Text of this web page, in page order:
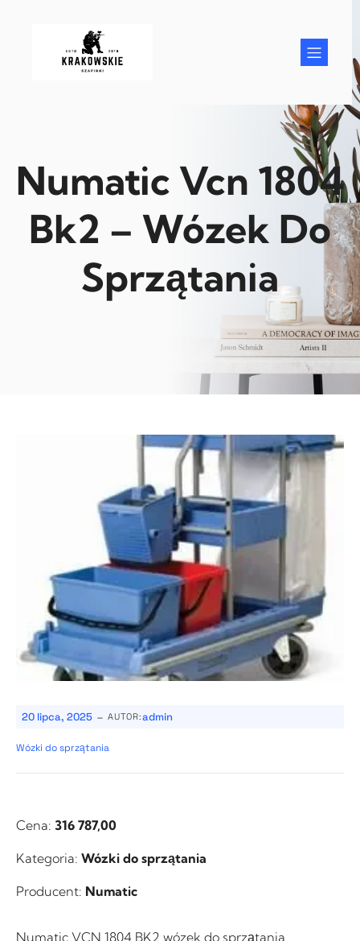
Numatic Vcn 1804
Bk2 – Wózek Do
Sprzątania
20 lipca, 2025 - AUTOR:admin
Wózki do sprzątania
Cena: 316 787,00
Kategoria: Wózki do sprzątania
Producent: Numatic
Numatic VCN 1804 BK2 wózek do sprzątania